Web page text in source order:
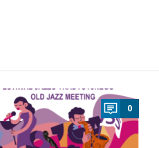
0